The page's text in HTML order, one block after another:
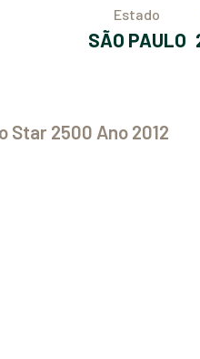
Estado
SÃO PAULO
2500 Ano 2012